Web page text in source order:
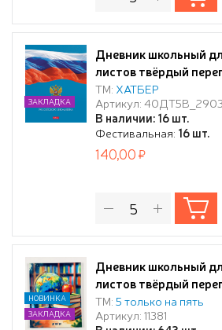
Дневник школьный
листов твёрдый
школьника- с гимном"
ТМ: ХАТБЕР
Артикул:
В наличии: 16 шт.
Фестивальная: 16 шт.
ЗАКЛАДКА
140,00
Дневник школьный
листов твёрдый
глянцевая ламинация
ТМ:5 только на пять
Артикул: 11381
НОВИНКА
ЗАКЛАДКА